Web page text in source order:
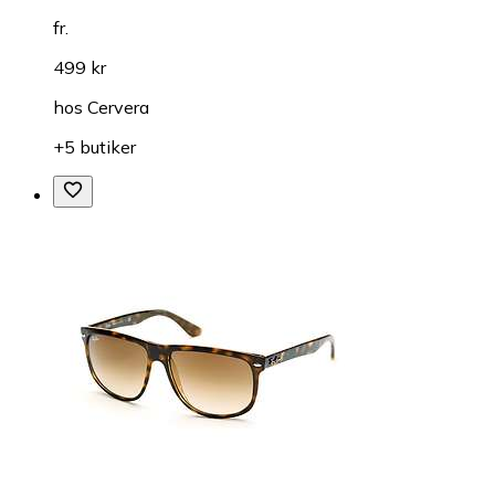
fr.
499 kr
hos Cervera
+5 butiker